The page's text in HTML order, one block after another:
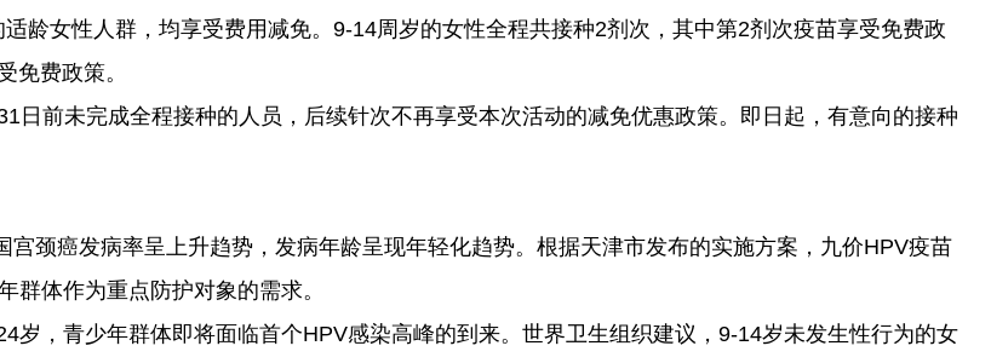
龄女性人群，均享受费用减免。9-14周岁的女性全程共接种2剂次，其中第2剂次疫苗享受免费政
免费政策。
日前未完成全程接种的人员，后续针次不再享受本次活动的减免优惠政策。即日起，有意向的接种
颈癌发病率呈上升趋势，发病年龄呈现年轻化趋势。根据天津市发布的实施方案，九价HPV疫苗
群体作为重点防护对象的需求。
岁，青少年群体即将面临首个HPV感染高峰的到来。世界卫生组织建议，9-14岁未发生性行为的女